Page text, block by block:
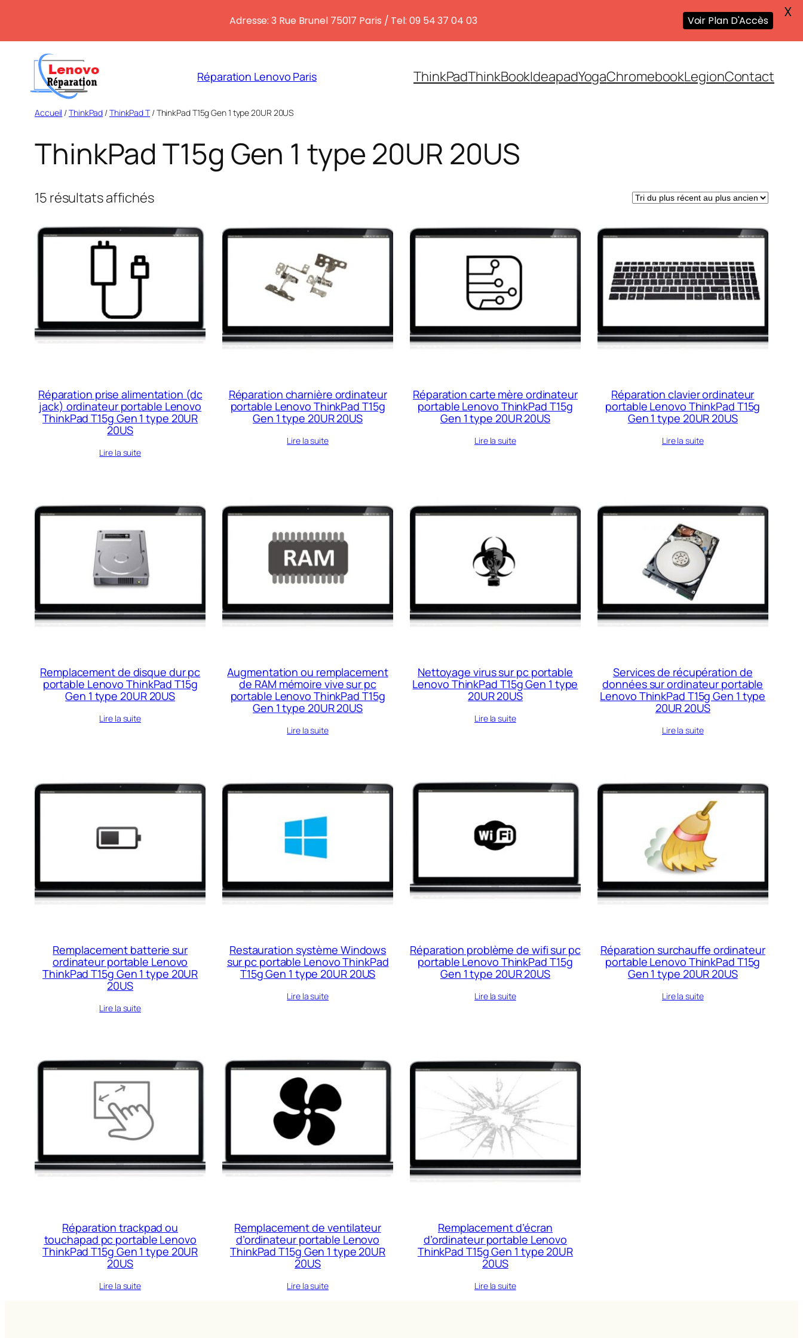
contenu
Réparation Lenovo Paris ThinkPadThinkBookIdeapadYogaChromebookLegionContact
Accueil /ThinkPad /ThinkPad T/ ThinkPad T15g Gen 1 type 20UR 20US
ThinkPad T15g Gen 1 type 20UR 20US
15 résultats affichésTrié
plus
Réparation prise alimentation (dc
jack) ordinateur portable Lenovo
ThinkPad T15g Gen 1 type 20UR
20US
Lire la suite
Réparation charnière ordinateur
portable Lenovo ThinkPad T15g
Gen 1 type 20UR 20US
Lire la suite
Réparation carte mère ordinateur
portable Lenovo ThinkPad T15g
Gen 1 type 20UR 20US
Lire la suite
Réparation clavier ordinateur
portable Lenovo ThinkPad T15g
Gen 1 type 20UR 20US
Lire la suite
Remplacement de disque dur pc
portable Lenovo ThinkPad T15g
Gen 1 type 20UR 20US
Lire la suite
Augmentation ou remplacement
de RAM mémoire vive sur pc
portable Lenovo ThinkPad T15g
Gen 1 type 20UR 20US
Lire la suite
Nettoyage virus sur pc portable
Lenovo ThinkPad T15g Gen 1 type
20UR 20US
Lire la suite
Services de récupération de
données sur ordinateur portable
Lenovo ThinkPad T15g Gen 1 type
20UR 20US
Lire la suite
Remplacement batterie sur
ordinateur portable Lenovo
ThinkPad T15g Gen 1 type 20UR
20US
Lire la suite
Restauration système Windows
sur pc portable Lenovo ThinkPad
T15g Gen 1 type 20UR 20US
Lire la suite
Réparation problème de wifi sur pc
portable Lenovo ThinkPad T15g
Gen 1 type 20UR 20US
Lire la suite
Réparation surchauffe ordinateur
portable Lenovo ThinkPad T15g
Gen 1 type 20UR 20US
Lire la suite
Réparation trackpad ou
touchapad pc portable Lenovo
ThinkPad T15g Gen 1 type 20UR
20US
Lire la suite
Remplacement de ventilateur
d’ordinateur portable Lenovo
ThinkPad T15g Gen 1 type 20UR
20US
Lire la suite
Remplacement d’écran
d’ordinateur portable Lenovo
ThinkPad T15g Gen 1 type 20UR
20US
Lire la suite
Adresse: 3 Rue Brunel 75017 Paris / Tel: 09 54 37 04 03 Voir Plan D'Accès X